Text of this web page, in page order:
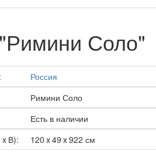
Соло"
Россия
Римини Соло
Есть в наличии
В):
120 x 49 x 922 см